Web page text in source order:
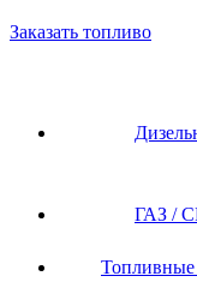
Заказать топливо
ГАЗ /